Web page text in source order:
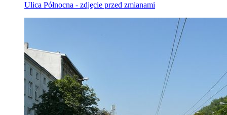
Ulica Północna - zdjęcie przed zmianami